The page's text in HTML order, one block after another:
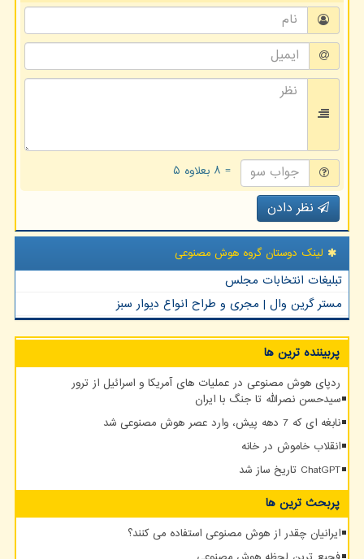
= ۸ بعلاوه ۵
نظر دادن
لینک دوستان گروه هوش مصنوعی
تبلیغات انتخابات مجلس
مستر گرین وال | مجری و طراح انواع دیوار سبز
پربیننده ترین ها
ردپای هوش مصنوعی در عملیات های آمریکا و اسرائیل از ترور
سیدحسن نصرالله تا جنگ با ایران
نابغه ای که 7 دهه پیش، وارد عصر هوش مصنوعی شد
انقلاب خاموش در خانه
ChatGPT تاریخ ساز شد
پربحث ترین ها
ایرانیان چقدر از هوش مصنوعی استفاده می کنند؟